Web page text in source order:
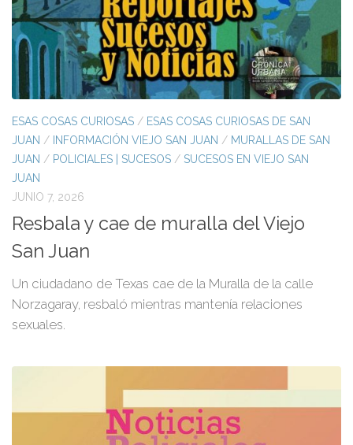
ESAS COSAS CURIOSAS / ESAS COSAS CURIOSAS DE SAN
JUAN / INFORMACIÓN VIEJO SAN JUAN / MURALLAS DE SAN
JUAN / POLICIALES | SUCESOS / SUCESOS EN VIEJO SAN
JUAN
JUNIO 7, 2026
Resbala y cae de muralla del Viejo
San Juan
Un ciudadano de Texas cae de la Muralla de la calle
Norzagaray, resbaló mientras mantenía relaciones
sexuales.